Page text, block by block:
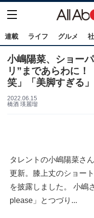
連載 ライフ グルメ
小嶋陽菜、ショー
リ”まであらわに
笑」「美脚すぎる」
2022.06.15
橋酒 瑛麗瑠
タレントの小嶋陽菜さ
更新。膝上丈のショー
を披露しました。 小嶋
please」とつづり...